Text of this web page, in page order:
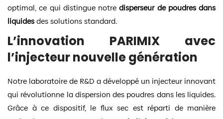
optimal, ce qui distingue notredisperseur de poudres dans
liquidesdes solutions standard.
L’innovation PARIMIX avec
l’injecteur nouvelle génération
Notre laboratoire de R&D a développé un injecteur innovant
qui révolutionne la dispersion des poudres dans les liquides.
Grâce à ce dispositif, le flux sec est réparti de manière